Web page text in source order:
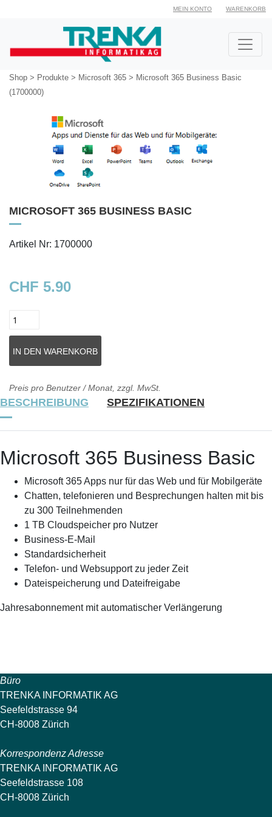
MEIN KONTO WARENKORB
Shop > Produkte > Microsoft 365 > Microsoft 365 Business Basic
(1700000)
MICROSOFT 365 BUSINESS BASIC
Artikel Nr: 1700000
CHF 5.90
Preis pro Benutzer / Monat, zzgl. MwSt.
BESCHREIBUNG SPEZIFIKATIONEN
Microsoft 365 Business Basic
Microsoft 365 Apps nur für das Web und für Mobilgeräte
Chatten, telefonieren und Besprechungen halten mit bis
zu 300 Teilnehmenden
1 TB Cloudspeicher pro Nutzer
Business-E-Mail
Standardsicherheit
Telefon- und Websupport zu jeder Zeit
Dateispeicherung und Dateifreigabe
Jahresabonnement mit automatischer Verlängerung
Büro
TRENKA INFORMATIK AG
Seefeldstrasse 94
CH-8008 Zürich
Korrespondenz Adresse
TRENKA INFORMATIK AG
Seefeldstrasse 108
CH-8008 Zürich